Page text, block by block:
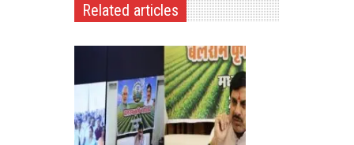
Related articles